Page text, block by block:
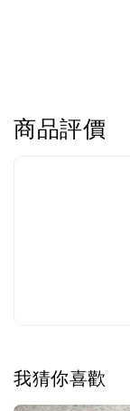
商品評價
我猜你喜歡